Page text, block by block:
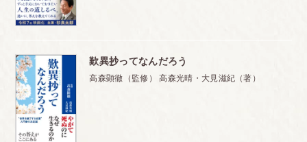
歎異抄ってなんだろう
高森顕徹（監修） 高森光晴・大見滋紀（著）